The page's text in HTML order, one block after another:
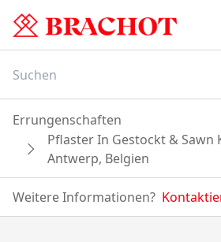
Errungenschaften
Pflaster In Gestockt & Sawn
Antwerp, Belgien
Weitere Informationen?